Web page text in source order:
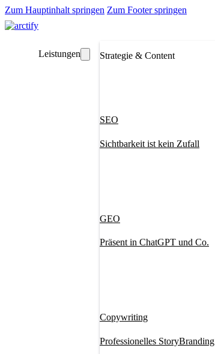
Zum Hauptinhalt springen Zum Footer springen
Leistungen Strategie & Content
SEO
Sichtbarkeit ist kein Zufall
GEO
Präsent in ChatGPT und Co.
Copywriting
Professionelles StoryBranding